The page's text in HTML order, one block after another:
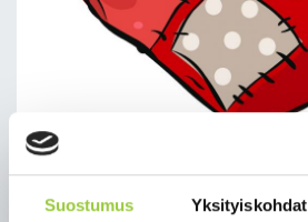
Suostumus Yksityiskohdat